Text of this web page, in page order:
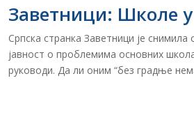
Заветници: Школе у
Српска странка Заветници је
јавност о проблемима основних
руководи. Да ли оним “без градње